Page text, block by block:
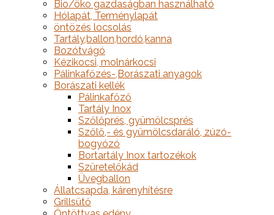
Bio/öko gazdaságban használható
Hólapát, Terménylapát
öntözés locsolás
Tartály,ballon,hordó,kanna
Bozótvágó
Kézikocsi, molnárkocsi
Pálinkafőzés-,Borászati anyagok
Borászati kellék
Pálinkafőző
Tartály Inox
Szőlőprés, gyümölcsprés
Szőlő,- és gyümölcsdaráló, zúzó-
bogyózó
Bortartály Inox tartozékok
Szüretelőkád
Üvegballon
Állatcsapda, kárenyhítésre
Grillsütő